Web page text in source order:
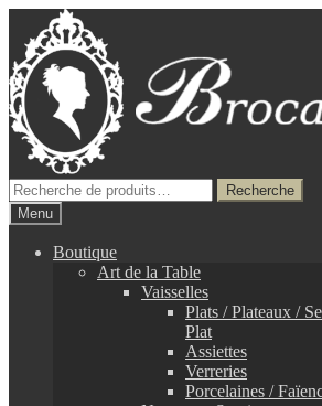
la
navigation
contenu
Recherche
pour :
Recherche
Menu
Boutique
Art de la Table
Vaisselles
Plats / Plateaux /
Plat
Assiettes
Verreries
Porcelaines /